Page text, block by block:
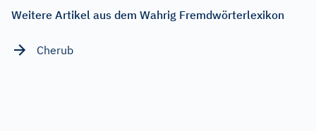
Weitere Artikel aus dem Wahrig Fremdwörterlexikon
Cherub